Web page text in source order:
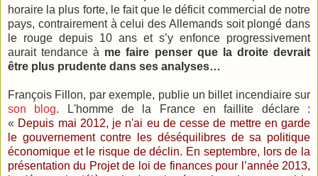
horaire la plus forte, le fait que le déficit commercial de notre
pays, contrairement à celui des Allemands soit plongé dans
le rouge depuis 10 ans et s’y enfonce progressivement
aurait tendance à me faire penser que la droite devrait
être plus prudente dans ses analyses…
François Fillon, par exemple, publie un billet incendiaire sur
son blog. L'homme de la France en faillite déclare :
« Depuis mai 2012, je n'ai eu de cesse de mettre en garde
le gouvernement contre les déséquilibres de sa politique
économique et le risque de déclin. En septembre, lors de la
présentation du Projet de loi de finances pour l’année 2013,